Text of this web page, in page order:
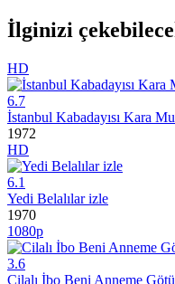
İlginizi
HD
6.7
İstanbul Kabadayısı Kara
1972
HD
6.1
Yedi Belalılar izle
1970
1080p
3.6
Cilalı İbo Beni Anneme